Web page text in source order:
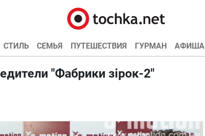
СТИЛЬ СЕМЬЯ ПУТЕШЕСТВИЯ ГУРМАН АФИША
"Фабрики зірок-2"